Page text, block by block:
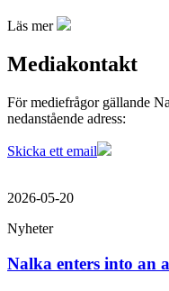
Läs mer
Mediakontakt
För mediefrågor gällande
nedanstående adress:
Skicka ett email
2026-05-20
Nyheter
Nalka enters into an